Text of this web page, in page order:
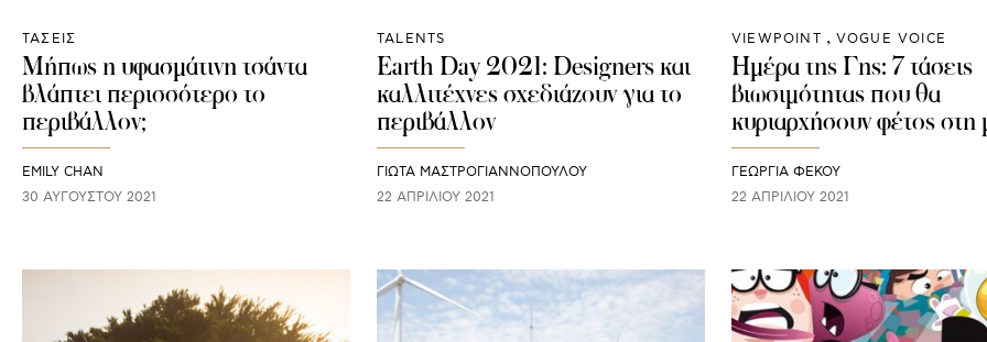
ΤΑΣΕΙΣ
Μήπως η υφασμάτινη τσάντα
βλάπτει περισσότερο το
περιβάλλον;
EMILY CHAN
30 ΑΥΓΟΎΣΤΟΥ 2021
TALENTS
Earth Day 2021: Designers και
καλλιτέχνες σχεδιάζουν για το
περιβάλλον
ΓΙΩΤΑ ΜΑΣΤΡΟΓΙΑΝΝΟΠΟΥΛΟΥ
22 ΑΠΡΙΛΊΟΥ 2021
VIEWPOINT VOGUE VOICE
Ημέρα της Γης: 7 τάσεις
βιωσιμότητας που θα
κυριαρχήσουν φέτος στη
ΓΕΩΡΓΙΑ ΦΕΚΟΥ
22 ΑΠΡΙΛΊΟΥ 2021